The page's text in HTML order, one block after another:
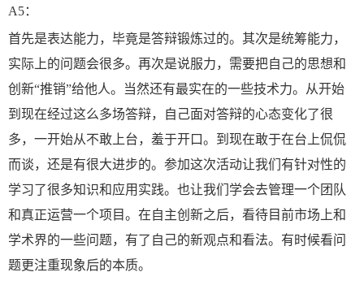
A5：
首先是表达能力，毕竟是答辩锻炼过的。其次是统筹能力，
实际上的问题会很多。再次是说服力，需要把自己的思想和
创新“推销”给他人。当然还有最实在的一些技术力。从开始
到现在经过这么多场答辩，自己面对答辩的心态变化了很
多，一开始从不敢上台，羞于开口。到现在敢于在台上侃侃
而谈，还是有很大进步的。参加这次活动让我们有针对性的
学习了很多知识和应用实践。也让我们学会去管理一个团队
和真正运营一个项目。在自主创新之后，看待目前市场上和
学术界的一些问题，有了自己的新观点和看法。有时候看问
题更注重现象后的本质。